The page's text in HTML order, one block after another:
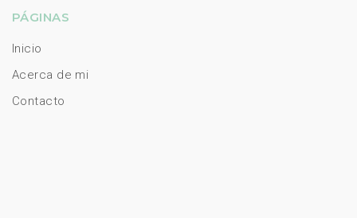
PÁGINAS
Inicio
Acerca de mi
Contacto